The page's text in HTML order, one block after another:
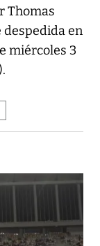
Thomas
en
miércoles 3